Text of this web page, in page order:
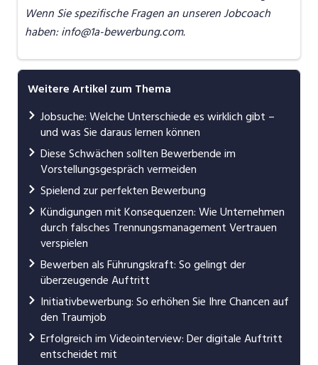
Wenn Sie spezifische Fragen an unseren Jobcoach
haben: info@1a-bewerbung.com.
Weitere Artikel zum Thema
Jobsuche: Welche Unterschiede es wirklich gibt –
und was Sie daraus lernen können
Diese Schwächen sollten Bewerbende im
Vorstellungsgespräch vermeiden
Spielend zur perfekten Bewerbung
Kündigungen mit Konsequenzen: Wie Unternehmen
durch falsches Trennungsmanagement Vertrauen
verspielen
Bewerben als Führungskraft: So gelingt der
überzeugende Auftritt
Initiativbewerbung: So erhöhen Sie Ihre Chancen auf
den Traumjob
Erfolgreich im Videointerview: Der digitale Auftritt
entscheidet mit